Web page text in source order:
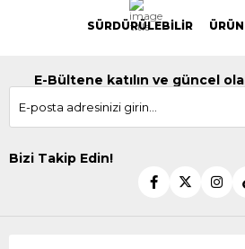
SÜRDÜRÜLEBİLİR
E-Bültene katılın ve güncel
Bizi Takip Edin!